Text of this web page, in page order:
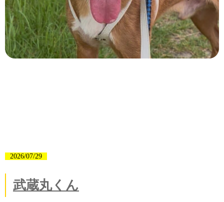
2026/07/29
武蔵丸くん